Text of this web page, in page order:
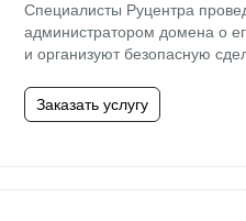
Специалисты Руцентра
администратором домена о
и организуют безопасную
Заказать услугу